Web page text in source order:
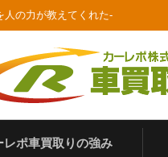
人の力が教えてくれた-
レポ⾞買取りの強み